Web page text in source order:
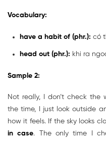
Vocabulary:
have a habit of (phr.): có
head out (phr.): khi ra
Sample 2:
Not really, I don’t check the
the time, I just look outside
how it feels. If the sky looks
in case. The only time I